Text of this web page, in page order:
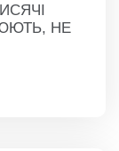
НЕ